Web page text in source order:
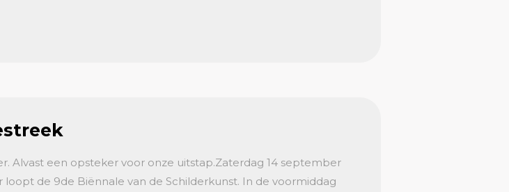
Alvast een opsteker voor onze uitstap.Zaterdag 14 september
loopt de 9de Biënnale van de Schilderkunst. In de voormiddag